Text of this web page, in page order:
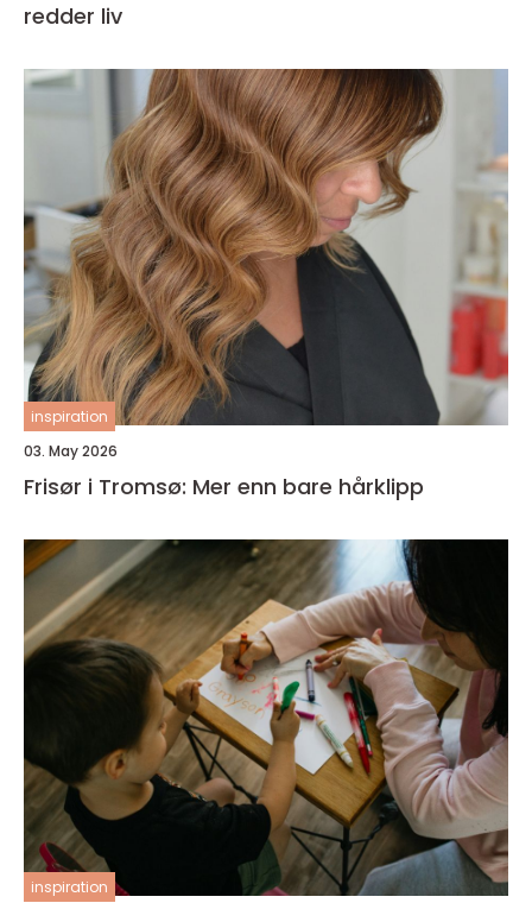
redder liv
inspiration
03. May 2026
Frisør i Tromsø: Mer enn bare hårklipp
inspiration